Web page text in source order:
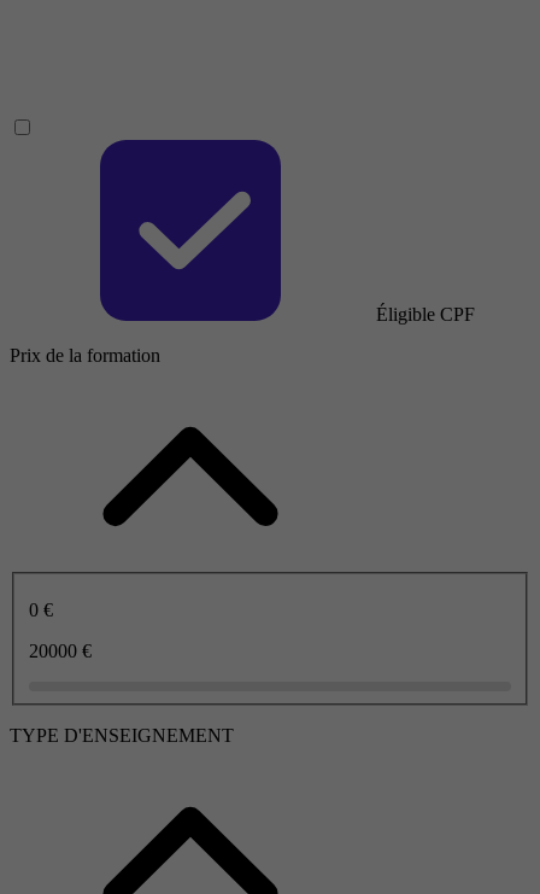
Éligible CPF
Prix de la formation
0 €
20000 €
TYPE D'ENSEIGNEMENT